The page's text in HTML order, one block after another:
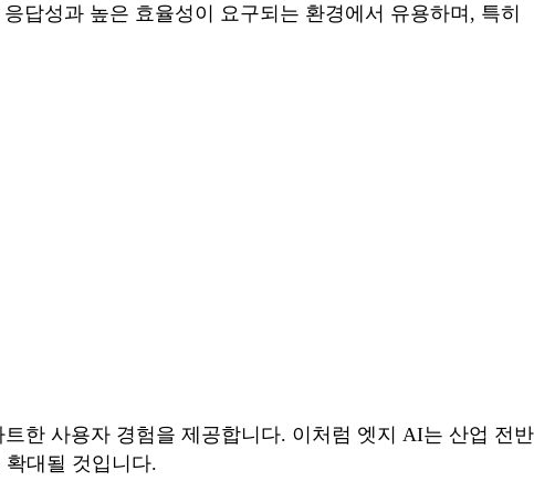
응답성과 높은 효율성이 요구되는 환경에서 유용하며, 특히
한 사용자 경험을 제공합니다. 이처럼 엣지 AI는 산업 전반
대될 것입니다.